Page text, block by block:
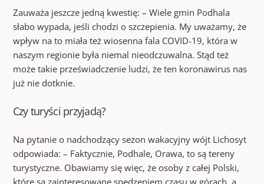
Zauważa jeszcze jedną kwestię: – Wiele gmin Podhala
słabo wypada, jeśli chodzi o szczepienia. My uważamy, że
wpływ na to miała też wiosenna fala COVID-19, która w
naszym regionie była niemal nieodczuwalna. Stąd też
może takie przeświadczenie ludzi, że ten koronawirus nas
już nie dotknie.
Czy turyści przyjadą?
Na pytanie o nadchodzący sezon wakacyjny wójt Lichosyt
odpowiada: – Faktycznie, Podhale, Orawa, to są tereny
turystyczne. Obawiamy się więc, że osoby z całej Polski,
które są zainteresowane spędzeniem czasu w górach, a